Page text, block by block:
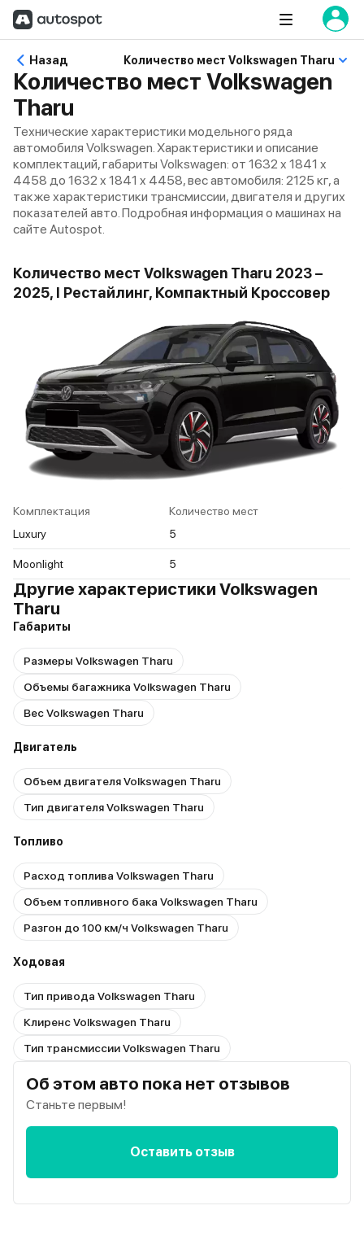
Назад Количество мест Volkswagen Tharu
Количество мест Volkswagen
Tharu
Технические характеристики модельного ряда
автомобиля Volkswagen. Характеристики и описание
комплектаций, габариты Volkswagen: от 1632 x 1841 x
4458 до 1632 x 1841 x 4458, вес автомобиля: 2125 кг, а
также характеристики трансмиссии, двигателя и других
показателей авто. Подробная информация о машинах на
сайте Autospot.
Количество мест Volkswagen Tharu 2023 –
2025, I Рестайлинг, Компактный Кроссовер
Комплектация
Количество мест
Luxury
5
Moonlight 5
Другие характеристики Volkswagen
Tharu
Габариты
Размеры Volkswagen Tharu
Объемы багажника Volkswagen Tharu
Вес Volkswagen Tharu
Двигатель
Объем двигателя Volkswagen Tharu
Тип двигателя Volkswagen Tharu
Топливо
Расход топлива Volkswagen Tharu
Объем топливного бака Volkswagen Tharu
Разгон до 100 км/ч Volkswagen Tharu
Ходовая
Тип привода Volkswagen Tharu
Клиренс Volkswagen Tharu
Тип трансмиссии Volkswagen Tharu
Об этом авто пока нет отзывов
Станьте первым!
Оставить отзыв